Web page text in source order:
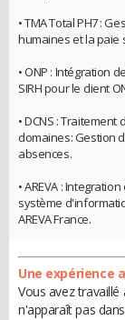
• TMA Total PH7 :
humaines et la paie
• ONP : Intégration
SIRH pour le client
• DCNS :
domaines: Gestion
absences.
• AREVA :
système
AREVA France.
Une expérience
Vous avez
n'apparaît pas